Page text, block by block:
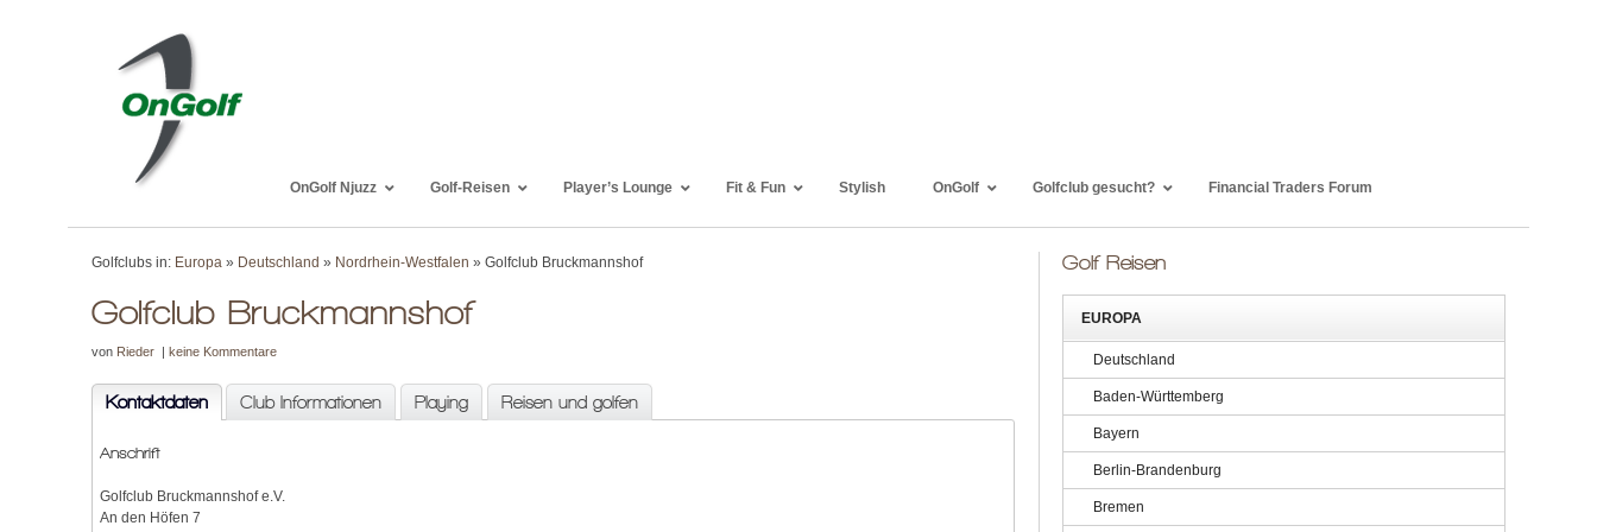
OnGolf Njuzz Golf-Reisen Player’s Lounge Fit & Fun Stylish OnGolf Golfclub gesucht? Financial Traders Forum
Golfclubs in: Europa» Deutschland » Nordrhein-Westfalen » Golfclub Bruckmannshof
Golfclub Bruckmannshof
von Rieder| keine Kommentare
Kontaktdaten Club Informationen Playing Reisen und golfen
Anschrift
Golfclub Bruckmannshof e.V.
An den Höfen 7
Golf Reisen
EUROPA
Deutschland
Baden-Württemberg
Bayern
Berlin-Brandenburg
Bremen